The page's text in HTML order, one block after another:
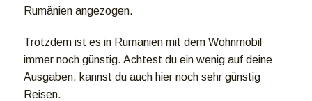
Rumänien angezogen.
Trotzdem ist es in Rumänien mit dem Wohnmobil
immer noch günstig. Achtest du ein wenig auf deine
Ausgaben, kannst du auch hier noch sehr günstig
Reisen.